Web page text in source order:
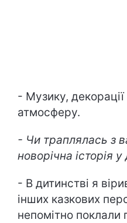
- Музику,
атмосферу.
- Чи траплялась з
новорічна історія у
- В дитинстві я
інших казкових
непомітно поклали